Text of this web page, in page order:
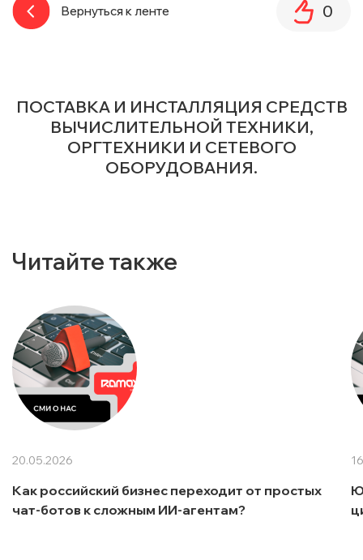
Вернуться к ленте 0
ПОСТАВКА И ИНСТАЛЛЯЦИЯ СРЕДСТВ
ВЫЧИСЛИТЕЛЬНОЙ ТЕХНИКИ,
ОРГТЕХНИКИ И СЕТЕВОГО
ОБОРУДОВАНИЯ.
Читайте также
20.05.2026
Как российский бизнес переходит от простых
чат-ботов к сложным ИИ-агентам?